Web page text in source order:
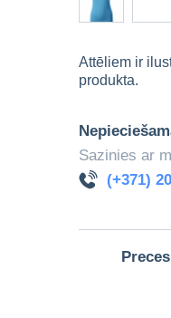
Attēliem ir
produkta.
Sazinies ar
(+371)